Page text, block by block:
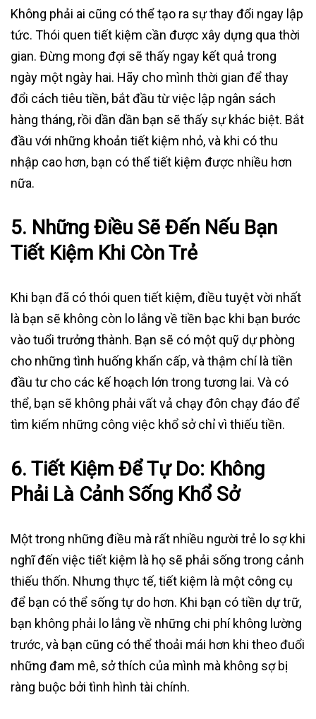
Không phải ai cũng có thể tạo ra sự thay đổi ngay lập
tức. Thói quen tiết kiệm cần được xây dựng qua thời
gian. Đừng mong đợi sẽ thấy ngay kết quả trong
ngày một ngày hai. Hãy cho mình thời gian để thay
đổi cách tiêu tiền, bắt đầu từ việc lập ngân sách
hàng tháng, rồi dần dần bạn sẽ thấy sự khác biệt. Bắt
đầu với những khoản tiết kiệm nhỏ, và khi có thu
nhập cao hơn, bạn có thể tiết kiệm được nhiều hơn
nữa.
5. Những Điều Sẽ Đến Nếu Bạn
Tiết Kiệm Khi Còn Trẻ
Khi bạn đã có thói quen tiết kiệm, điều tuyệt vời nhất
là bạn sẽ không còn lo lắng về tiền bạc khi bạn bước
vào tuổi trưởng thành. Bạn sẽ có một quỹ dự phòng
cho những tình huống khẩn cấp, và thậm chí là tiền
đầu tư cho các kế hoạch lớn trong tương lai. Và có
thể, bạn sẽ không phải vất vả chạy đôn chạy đáo để
tìm kiếm những công việc khổ sở chỉ vì thiếu tiền.
6. Tiết Kiệm Để Tự Do: Không
Phải Là Cảnh Sống Khổ Sở
Một trong những điều mà rất nhiều người trẻ lo sợ khi
nghĩ đến việc tiết kiệm là họ sẽ phải sống trong cảnh
thiếu thốn. Nhưng thực tế, tiết kiệm là một công cụ
để bạn có thể sống tự do hơn. Khi bạn có tiền dự trữ,
bạn không phải lo lắng về những chi phí không lường
trước, và bạn cũng có thể thoải mái hơn khi theo đuổi
những đam mê, sở thích của mình mà không sợ bị
ràng buộc bởi tình hình tài chính.